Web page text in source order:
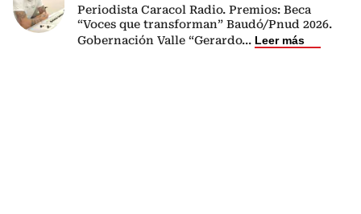
Periodista Caracol Radio. Premios: Beca
“Voces que transforman” Baudó/Pnud 2026.
Gobernación Valle “Gerardo... Leer más